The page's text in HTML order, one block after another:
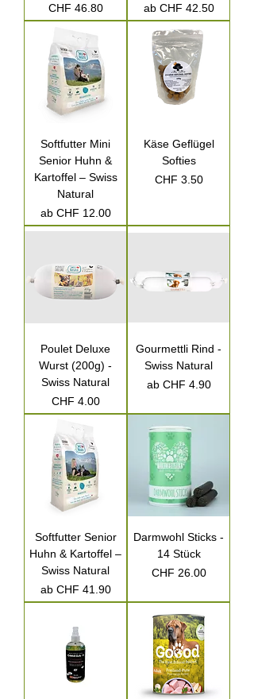
Preis
CHF 46.80
ab CHF 42.50
Sale-Preis
Softfutter Mini
Senior Huhn &
Kartoffel – Swiss
Natural
ab CHF 12.00
Sale-Preis
Käse Geflügel
Softies
Preis
CHF 3.50
Poulet Deluxe
Wurst (200g) -
Swiss Natural
Preis
CHF 4.00
Gourmettli Rind -
Swiss Natural
ab CHF 4.90
Sale-Preis
Softfutter Senior
Huhn & Kartoffel –
Swiss Natural
ab CHF 41.90
Sale-Preis
Darmwohl Sticks -
14 Stück
Preis
CHF 26.00